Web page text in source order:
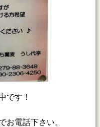
です！
お電話下さい。